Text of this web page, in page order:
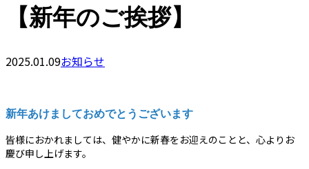
【新年のご挨拶】
2025.01.09お知らせ
新年あけましておめでとうございます
皆様におかれましては、健やかに新春をお迎えのことと、心よりお
慶び申し上げます。